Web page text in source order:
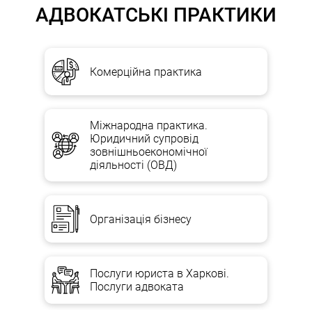
АДВОКАТСЬКІ ПРАКТИКИ
Комерційна практика
Міжнародна практика.
Юридичний супровід
зовнішньоекономічної
діяльності (ОВД)
Організація бізнесу
Послуги юриста в Харкові.
Послуги адвоката